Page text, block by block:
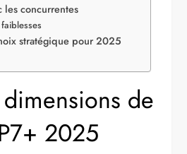
les concurrentes
stratégique pour 2025
de
2025